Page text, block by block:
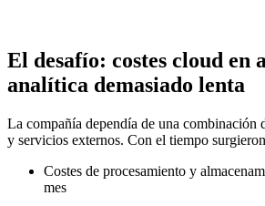
El desafío: costes cloud en
analítica demasiado lenta
La compañía dependía de una combinación
y servicios externos. Con el tiempo
Costes de procesamiento y
mes